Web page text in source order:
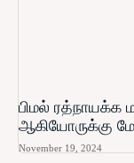
பிமல் ரத்நாயக்க
ஆகியோருக்கு
November 19, 2024